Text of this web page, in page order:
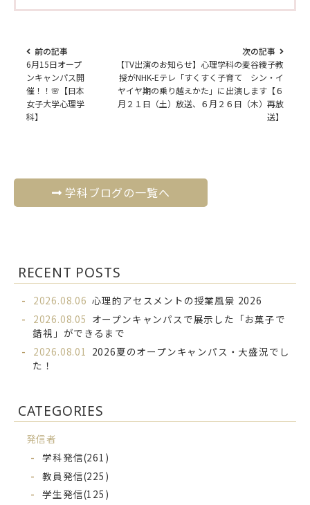
前の記事
6月15日オープ
ンキャンパス開
催！！🌸【日本
女子大学心理学
科】
次の記事
【TV出演のお知らせ】心理学科の麦谷綾子教
授がNHK-Eテレ「すくすく子育て シン・イ
ヤイヤ期の乗り越えかた」に出演します【６
月２１日（土）放送、６月２６日（木）再放
送】
学科ブログの一覧へ
RECENT POSTS
2026.08.06 心理的アセスメントの授業風景 2026
2026.08.05 オープンキャンパスで展示した「お菓子で
錯視」ができるまで
2026.08.01
2026夏のオープンキャンパス・大盛況でし
た！
CATEGORIES
発信者
学科発信(261)
教員発信(225)
学生発信(125)